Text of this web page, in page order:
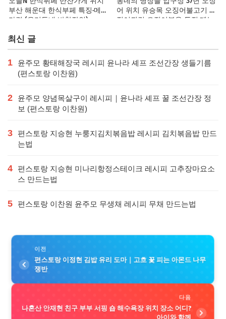
부산 해운대 한식부페 특징·메뉴·
가격 (우리동네 반찬장인)
어 위치 유승목 오징어불고기 오
징어튀김 오징어볶음 특징·메뉴·
최신 글
1
윤주모 황태해장국 레시피 윤나라 셰프 조선간장 생들기름
(편스토랑 이찬원)
2
윤주모 양념목살구이 레시피｜윤나라 셰프 꿀 조선간장 정
보 (편스토랑 이찬원)
3
편스토랑 지승현 누룽지김치볶음밥 레시피 김치볶음밥 만드
는법
4
편스토랑 지승현 미나리항정스테이크 레시피 고추장마요소
스 만드는법
5 편스토랑 이찬원 윤주모 무생채 레시피 무채 만드는법
이전
편스토랑 이정현 김밥 유리 도마｜고흐 꽃 피는 아몬드 나무
쟁반
다음
나혼산 안재현 친구 부부 서핑 숍 해수욕장 위치 장소 어디?
아이와 함께